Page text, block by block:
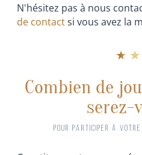
N'hésitez pas à nous
de contactsi vous avez la
★
Combien de
serez-
POUR PARTICIPER À